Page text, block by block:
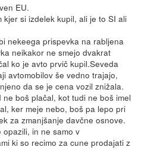
EU.
kjer si izdelek kupil, ali je to SI ali
nekeega prispevka na rabljena
neikakor ne smejo dvakrat
ko je avto prvič kupil.Seveda
avtomobilov še vedno trajajo,
da se je cena vozil znižala.
boš plačal, kot tudi ne boš imel
ker meje nebo, boš pa lepo pri
za zmanjšanje davčne osnove.
in ne samo v
ki so recimo za cune prodajati z